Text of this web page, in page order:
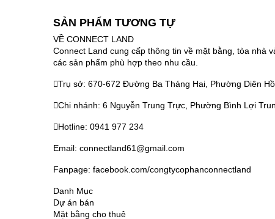
SẢN PHẨM TƯƠNG TỰ
VỀ CONNECT LAND
Connect Land cung cấp thông tin về mặt bằng, tòa nhà
các sản phẩm phù hợp theo nhu cầu.
Trụ sở: 670-672 Đường Ba Tháng Hai, Phường Diên
Chi nhánh: 6 Nguyễn Trung Trực, Phường Bình Lợi
Hotline: 0941 977 234
Email: connectland61@gmail.com
Fanpage: facebook.com/congtycophanconnectland
Danh Mục
Dự án bán
Mặt bằng cho thuê